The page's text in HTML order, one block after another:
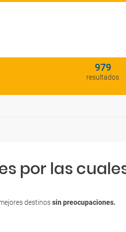
979
resultados
por las
destinossin preocupaciones.